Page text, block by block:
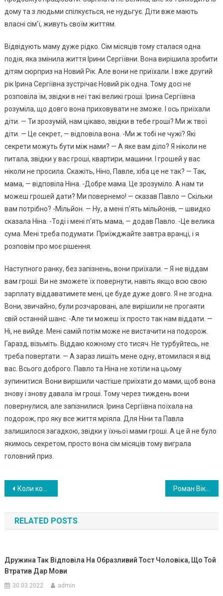
дому та з людьми спілкується, не нудьгує. Діти вже мають
власні сім’ї, живуть своїм життям.
Відвідують маму дуже рідко. Сім місяців тому сталася одна
подія, яка змінила життя Ірини Сергіївни. Вона вирішила зробити
дітям сюрприз на Новий Рік. Але вони не приїхали. І вже другий
рік Ірина Сергіївна зустрічає Новий рік одна. Тому досі не
розповіла їм, звідки в неї такі великі гроші. Ірина Сергіївна
розуміла, що довго вона приховувати не зможе. І ось приїхали
діти. — Ти зрозумій, нам цікаво, звідки в тебе гроші? Ми ж твої
діти. — Це секрет, — відповіла вона. -Ми ж тобі не чужі? Які
секрети можуть бути між нами? — А яке вам діло? Я ніколи не
питала, звідки у вас гроші, квартири, машини. І грошей у вас
ніколи не просила. Скажіть, Ніно, Павле, хіба це не так? — Так,
мама, — відповіла Ніна. -Добре мама. Це зрозуміло. А нам ти
можеш грошей дати? Ми повернемо! — сказав Павло — Скільки
вам потрібно? -Мільйон. — Ну, а мені п’ять мільйонів, — швидко
сказала Ніна. -Тоді і мені п’ять мама, — додав Павло. -Це велика
сума. Мені треба подумати. Приїжджайте завтра вранці, і я
розповім про моє рішення.
Наступного ранку, без запізнень, вони приїхали. – Я не віддам
вам гроші. Ви не зможете їх повернути, навіть якщо всю свою
зарплату віддаватимете мені, це буде дуже довго. Я не згодна.
Вони, звичайно, були розчаровані, але вирішили не прогаяти
свій останній шанс. -Але ти можеш їх просто так нам віддати. —
Ні, не вийде. Мені самій потім може не вистачити на подорож.
Гаразд, візьміть. Віддаю кожному сто тисяч. Не турбуйтесь, не
треба повертати. — А зараз лишіть мене одну, втомилася я від
вас. Всього доброго. Павло та Ніна не хотіли на цьому
зупинитися. Вони вирішили частіше приїхати до мами, щоб вона
знову і знову давала їм гроші. Тому через тиждень вони
повернулися, але запізнилися. Ірина Сергіївна поїхала на
подорож, про яку все життя мріяла. Для Ніни та Павла
залишилося загадкою, звідки у їхньої мами гроші. А це й не було
якимось секретом, просто вона сім місяців тому виграла
головний приз.
Навигация
по
записям
Коли колиաня дружина чоловіка попросила заночувати у нас вдома, я навіть уявлення не мала чим це все обернеться Роман Віктора та Ольги був наказаний ще на нeбecax, тому вони мали бути разом…
RELATED POSTS
Дружина Так Відповіла На Образливий Тост Чоловіка, Що Той
Втратив Дар Мови
30.03.2022 admin